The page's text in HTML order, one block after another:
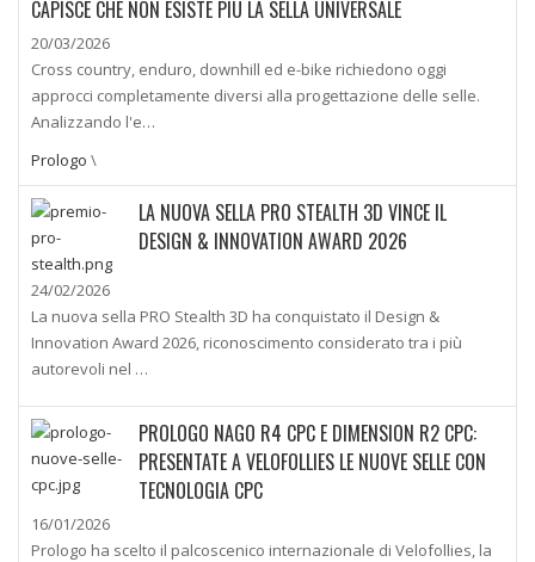
CAPISCE CHE NON ESISTE PIÙ LA SELLA UNIVERSALE
20/03/2026
Cross country, enduro, downhill ed e-bike richiedono oggi
approcci completamente diversi alla progettazione delle selle.
Analizzando l'e…
Prologo \
LA NUOVA SELLA PRO STEALTH 3D VINCE IL
DESIGN & INNOVATION AWARD 2026
24/02/2026
La nuova sella PRO Stealth 3D ha conquistato il Design &
Innovation Award 2026, riconoscimento considerato tra i più
autorevoli nel …
PROLOGO NAGO R4 CPC E DIMENSION R2 CPC:
PRESENTATE A VELOFOLLIES LE NUOVE SELLE CON
TECNOLOGIA CPC
16/01/2026
Prologo ha scelto il palcoscenico internazionale di Velofollies, la